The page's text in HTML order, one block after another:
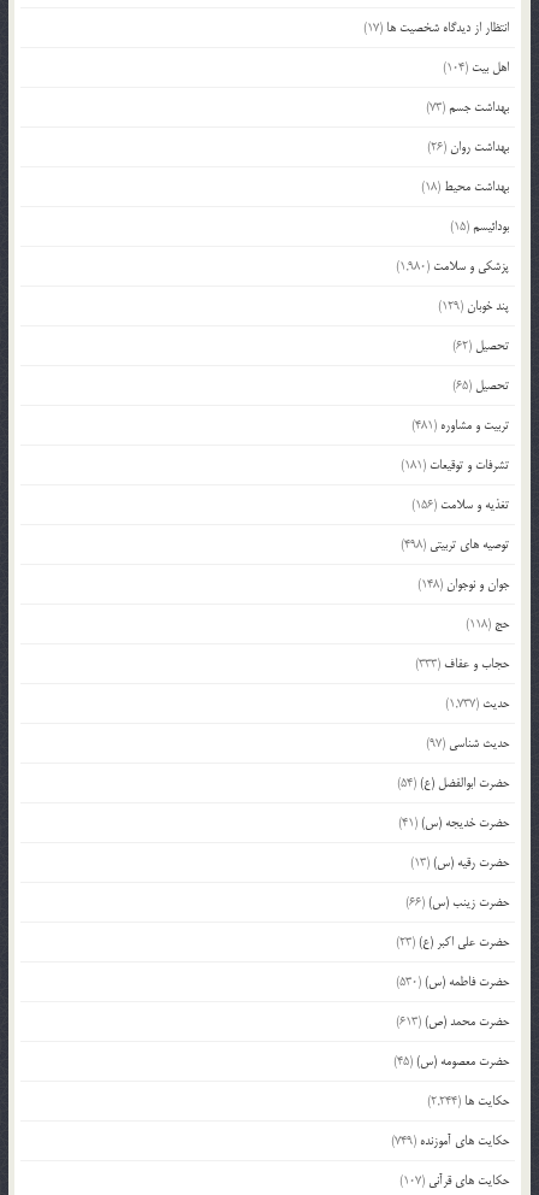
انتظار از دیدگاه شخصیت ها (17)
اهل بیت (104)
بهداشت جسم(73)
بهداشت روان(26)
بهداشت محیط (18)
بودائیسم(15)
پزشکی و سلامت (1,980)
پند خوبان(129)
تحصیل (62)
تحصیل (65)
تربیت و مشاوره (481)
تشرفات و توقیعات (181)
تغذیه و سلامت (156)
توصیه های تربیتی (498)
جوان و نوجوان(148)
حج (118)
حجاب و عفاف (333)
حدیث (1,737)
حدیث شناسی (97)
حضرت ابوالفضل (ع)(54)
حضرت خدیجه (س)(41)
حضرت رقیه (س)(13)
حضرت زینب (س)(66)
حضرت علی اکبر (ع)(23)
حضرت فاطمه (س)(530)
حضرت محمد (ص)(613)
حضرت معصومه (س)(45)
حکایت ها (2,244)
حکایت های آموزنده (749)
حکایت های قرآنی (107)